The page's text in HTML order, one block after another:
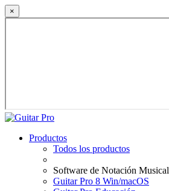
×
Productos
Todos los productos
Software de Notación Musical
Guitar Pro 8 Win/macOS